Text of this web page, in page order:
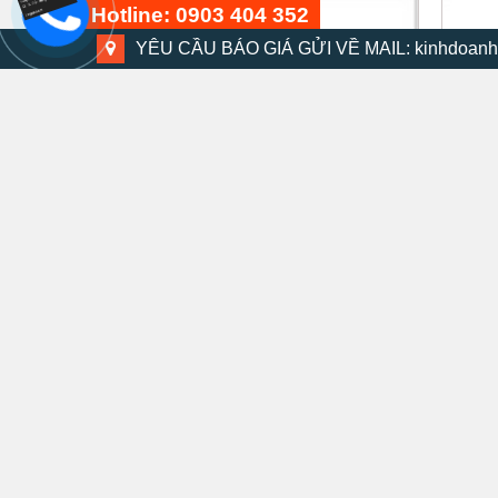
YÊU CẦU BÁO GIÁ GỬI VỀ MAIL:
Hotline: 0903 404 352